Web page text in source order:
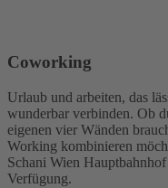
Coworking
Urlaub und arbeiten, das
wunderbar verbinden. Ob
eigenen vier Wänden
Working kombinieren
Schani Wien
Verfügung.